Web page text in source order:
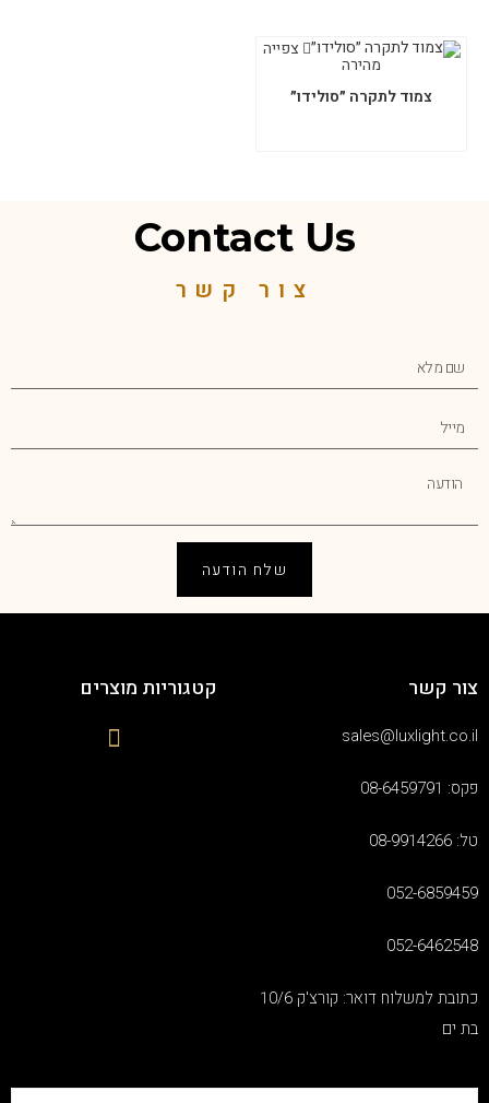
צפייה
מהירה
צמוד לתקרה ״סולידו״
Contact Us
צור קשר
שלח הודעה
צור קשר
sales@luxlight.co.il
פקס: 08-6459791
טל: 08-9914266
052-6859459
052-6462548
כתובת למשלוח דואר: קורצ'ק 10/6
בת ים
קטגוריות מוצרים